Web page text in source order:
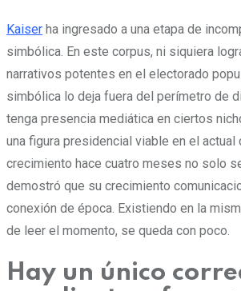
Kaiser ha ingresado a una etapa de
simbólica. En este corpus, ni siquiera
narrativos potentes en el electorado
simbólica lo deja fuera del perímetro de
tenga presencia mediática en ciertos
una figura presidencial viable en el actual
crecimiento hace cuatro meses no solo
demostró que su crecimiento
conexión de época. Existiendo en la
de leer el momento, se queda con poco.
Hay un único